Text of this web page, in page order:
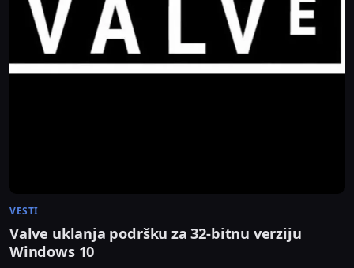
VESTI
Valve uklanja podršku za 32-bitnu verziju
Windows 10